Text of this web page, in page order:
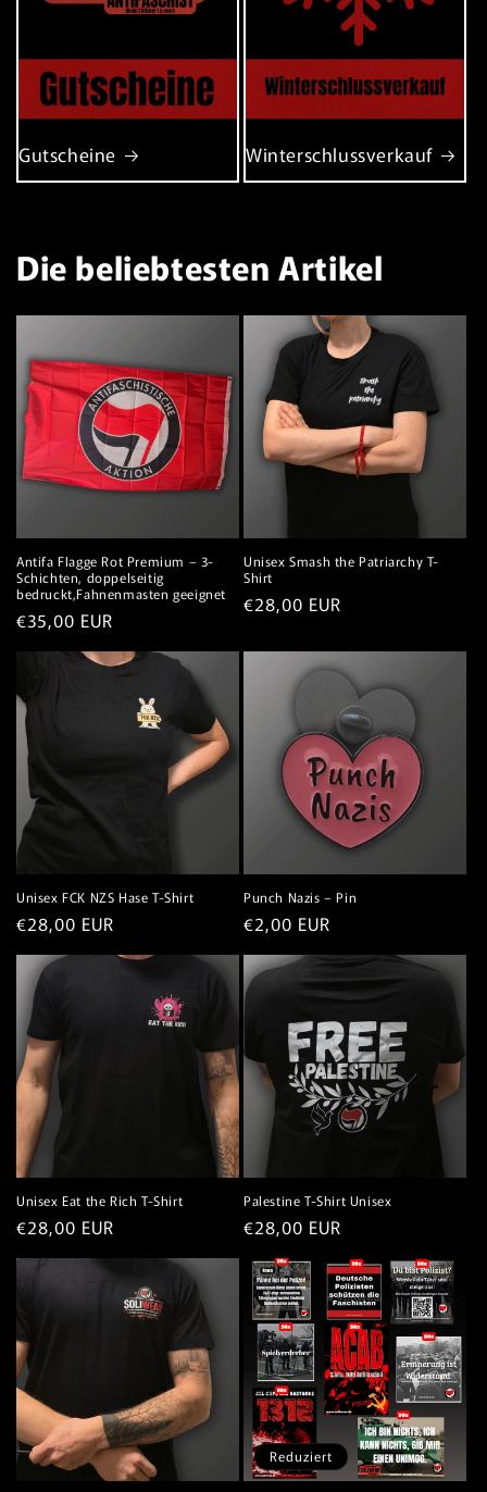
Gutscheine Winterschlussverkauf
Die beliebtesten Artikel
Antifa Flagge Rot Premium – 3-
Schichten, doppelseitig
bedruckt,Fahnenmasten geeignet
Normaler
Preis
€35,00 EUR
Unisex Smash the Patriarchy T-
Shirt
Normaler
€28,00 EUR
Unisex FCK NZS Hase T-Shirt
Normaler
Preis
€28,00 EUR
Punch Nazis – Pin
Normaler
Preis
€2,00 EUR
Unisex Eat the Rich T-Shirt
Normaler
Preis
€28,00 EUR
Palestine T-Shirt Unisex
Normaler
Preis
€28,00 EUR
Reduziert